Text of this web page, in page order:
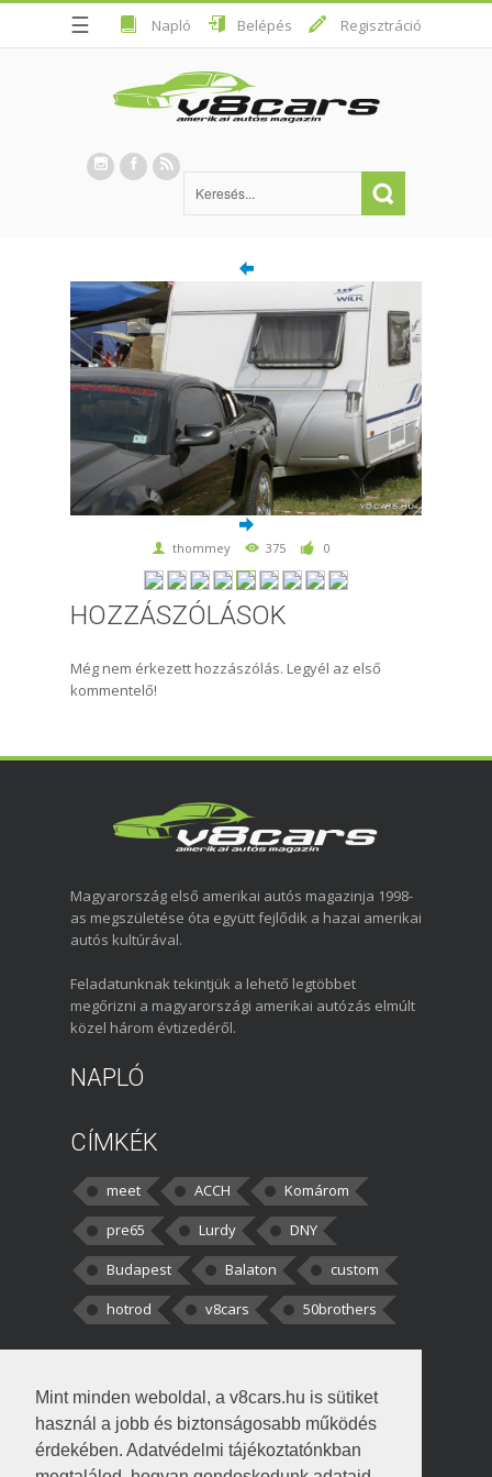
Mint minden weboldal, a v8cars.hu is sütiket
használ a jobb és biztonságosabb működés
érdekében. Adatvédelmi tájékoztatónkban
☰ Napló Belépés Regisztráció
thommey 375 0
HOZZÁSZÓLÁSOK
Még nem érkezett hozzászólás. Legyél az első
kommentelő!
Magyarország első amerikai autós magazinja 1998-
as megszületése óta együtt fejlődik a hazai amerikai
autós kultúrával.
Feladatunknak tekintjük a lehető legtöbbet
megőrizni a magyarországi amerikai autózás elmúlt
közel három évtizedéről.
NAPLÓ
CÍMKÉK
meet ACCH
Komárom
pre65
Lurdy
DNY
Budapest
Balaton
custom
hotrod
v8cars 50brothers
kortisz:Elszúrtam! Én csak két
darabbaal számoltam. Nem tudtam, hogy fél autót,